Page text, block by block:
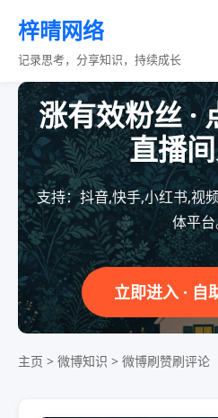
梓晴网络
记录思考，分享知识，持续成长
涨有效粉丝 ·
直播
支持：抖音,快手,小红书,视
体平
立即进入 · 自
主页 > 微博知识 > 微博刷赞刷评论